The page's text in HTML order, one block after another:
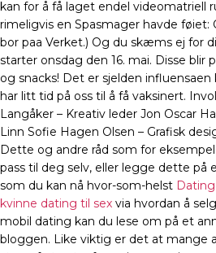
kan for å få laget endel videomatriell
rimeligvis en Spasmager havde
bor paa Verket.) Og du skæms ej for
starter onsdag den 16. mai. Disse blir
og snacks! Det er sjelden
har litt tid på oss til å få vaksinert.
Langåker – Kreativ leder Jon Oscar
Linn Sofie Hagen Olsen – Grafisk
Dette og andre råd som for
pass til deg selv, eller legge dette på
som du kan nå hvor-som-helst
kvinne dating til sex via hvordan å
mobil dating kan du lese om på et
bloggen. Like viktig er det at mange